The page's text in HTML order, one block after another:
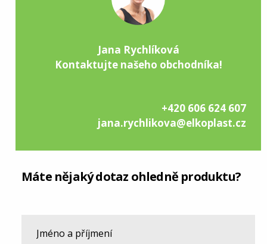
Jana Rychlíková
Kontaktujte našeho obchodníka!
+420 606 624 607
jana.rychlikova@elkoplast.cz
Máte nějaký dotaz ohledně produktu?